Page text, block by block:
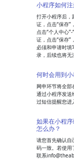
小程序如何注
打开小程序后，
证，点击“保存
点击“个人中心
证，点击“保存
必须和申请时
录，后续也将无
何时会用到小
网申环节将全
通过小程序发送
过短信提醒您进
如果在小程
怎么办？
请您首先确认自
码一致。若使用
联系